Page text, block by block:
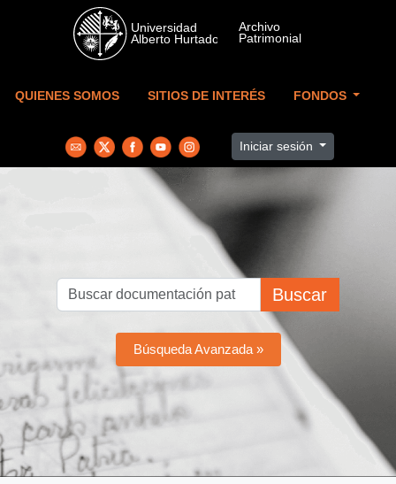
Skip to main content
QUIENES SOMOS SITIOS DE INTERÉS FONDOS
Iniciar sesión
Buscar
Búsqueda Avanzada »